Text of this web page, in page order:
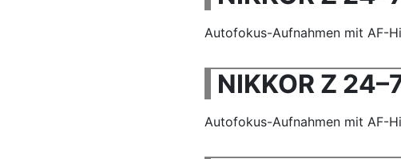
Autofokus-Aufnahmen mit AF-
NIKKOR Z
Autofokus-Aufnahmen mit AF-